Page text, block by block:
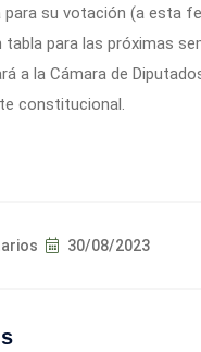
para su votación (a esta
para las próximas
a la Cámara de
constitucional.
30/08/2023